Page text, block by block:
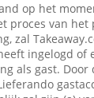
op het
proces van
zal
ingelogd of
als gast.